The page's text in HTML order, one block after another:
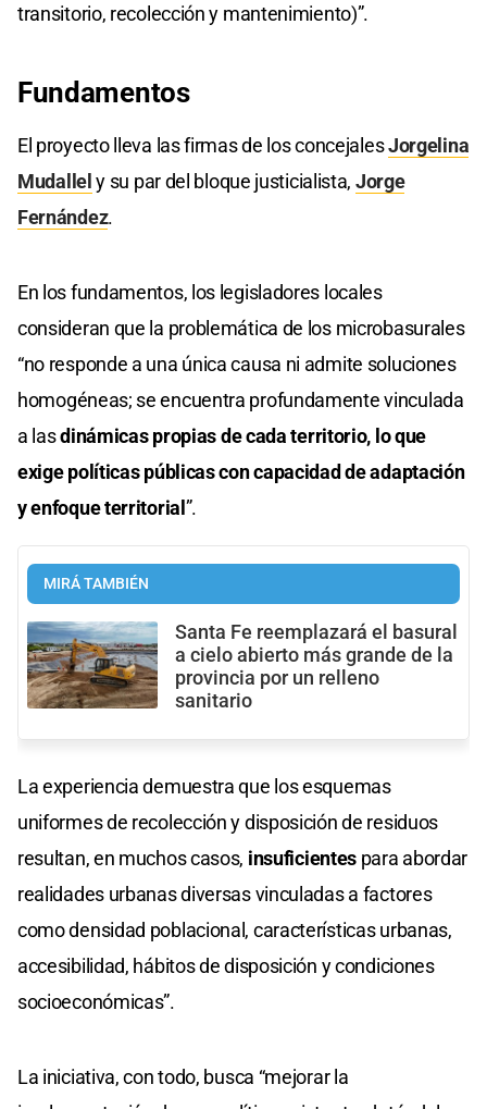
transitorio, recolección y mantenimiento)”.
Fundamentos
El proyecto lleva las firmas de los concejalesJorgelina
Mudallely su par del bloque justicialista, Jorge
Fernández.
En los fundamentos, los legisladores locales
consideran que la problemática de los microbasurales
“no responde a una única causa ni admite soluciones
homogéneas; se encuentra profundamente vinculada
a lasdinámicas propias de cada territorio, lo que
exige políticas públicas con capacidad de adaptación
y enfoque territorial”.
MIRÁ TAMBIÉN
Santa Fe reemplazará el basural
a cielo abierto más grande de la
provincia por un relleno
sanitario
La experiencia demuestra que los esquemas
uniformes de recolección y disposición de residuos
resultan, en muchos casos, insuficientes para abordar
realidades urbanas diversas vinculadas a factores
como densidad poblacional, características urbanas,
accesibilidad, hábitos de disposición y condiciones
socioeconómicas”.
La iniciativa, con todo, busca “mejorar la